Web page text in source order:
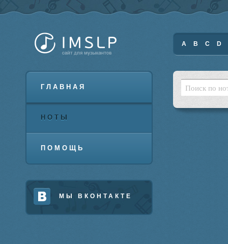
ГЛАВНАЯ
НОТЫ
ПОМОЩЬ
МЫ ВКОНТАКТЕ
A B C D